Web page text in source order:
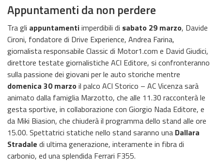
Appuntamenti da non perdere
Tra gli appuntamentiimperdibili di sabato 29 marzo, Davide
Cironi, fondatore di Drive Experience, Andrea Farina,
giornalista responsabile Classic di Motor1.com e David Giudici,
direttore testate giornalistiche ACI Editore, si confronteranno
sulla passione dei giovani per le auto storiche mentre
domenica 30 marzo il palco ACI Storico – AC Vicenza sarà
animato dalla famiglia Marzotto, che alle 11.30 racconterà le
gesta sportive, in collaborazione con Giorgio Nada Editore, e
da Miki Biasion, che chiuderà il programma dello stand alle ore
15.00. Spettatrici statiche nello stand saranno una Dallara
Stradale di ultima generazione, interamente in fibra di
carbonio, ed una splendida Ferrari F355.